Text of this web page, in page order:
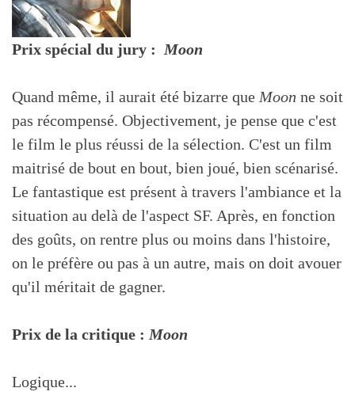
Prix spécial du jury : Moon
Quand même, il aurait été bizarre que Moon ne soit
pas récompensé. Objectivement, je pense que c'est
le film le plus réussi de la sélection. C'est un film
maitrisé de bout en bout, bien joué, bien scénarisé.
Le fantastique est présent à travers l'ambiance et la
situation au delà de l'aspect SF. Après, en fonction
des goûts, on rentre plus ou moins dans l'histoire,
on le préfère ou pas à un autre, mais on doit avouer
qu'il méritait de gagner.
Prix de la critique : Moon
Logique...